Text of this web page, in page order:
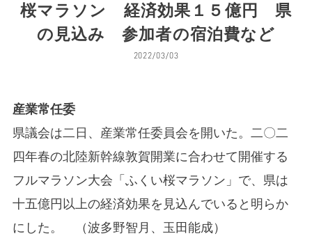
桜マラソン 経済効果１５億円 県
の見込み 参加者の宿泊費など
2022/03/03
産業常任委
県議会は二日、産業常任委員会を開いた。二〇二
四年春の北陸新幹線敦賀開業に合わせて開催する
フルマラソン大会「ふくい桜マラソン」で、県は
十五億円以上の経済効果を見込んでいると明らか
にした。 （波多野智月、玉田能成）